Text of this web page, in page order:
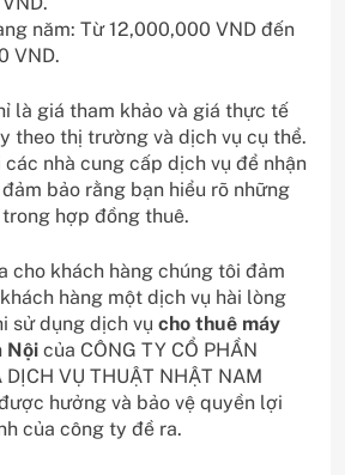
năm: Từ 12,000,000 VND đến
VND.
là giá tham khảo và giá thực tế
theo thị trường và dịch vụ cụ thể.
nhà cung cấp dịch vụ để nhận
bảo rằng bạn hiểu rõ những
hợp đồng thuê.
cho khách hàng chúng tôi đảm
hàng một dịch vụ hài lòng
sử dụng dịch vụ cho thuê máy
Nội của CÔNG TY CỔ PHẦN
VỤ THUẬT NHẬT NAM
hưởng và bảo vệ quyền lợi
của công ty đề ra.